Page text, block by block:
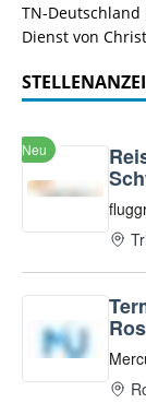
TN-
Dienst von